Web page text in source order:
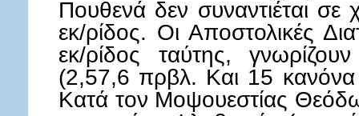
Πουθενά δεν συναντιέται
εκ/ρίδος. Οι Αποστολικές
εκ/ρίδος ταύτης,
(2,57,6 πρβλ. Και 15 κανόνα
Κατά τον Μοψουεστίας